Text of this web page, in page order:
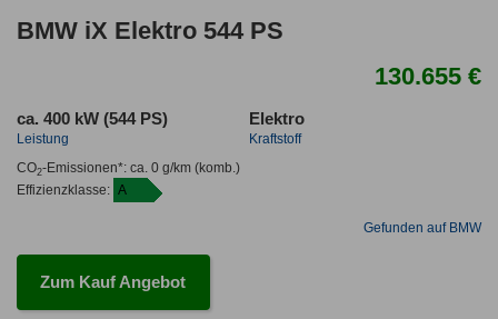
BMW iX Elektro 544 PS
130.655 €
ca. 400 kW (544 PS)
Leistung
Elektro
Kraftstoff
CO2-Emissionen*: ca. 0 g/km(komb.)
Effizienzklasse: A
Gefunden auf BMW
Zum Kauf Angebot